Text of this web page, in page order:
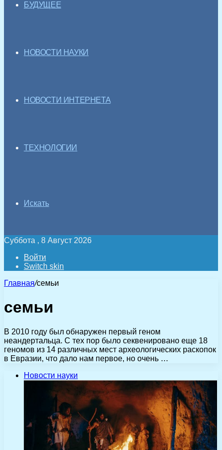
БУДУЩЕЕ
НОВОСТИ НАУКИ
НОВОСТИ ИНТЕРНЕТА
ТЕХНОЛОГИИ
Искать
Суббота , 8 Август 2026
Войти
Switch skin
Главная/семьи
семьи
В 2010 году был обнаружен первый геном
неандертальца. С тех пор было секвенировано еще 18
геномов из 14 различных мест археологических раскопок
в Евразии, что дало нам первое, но очень …
Новости науки